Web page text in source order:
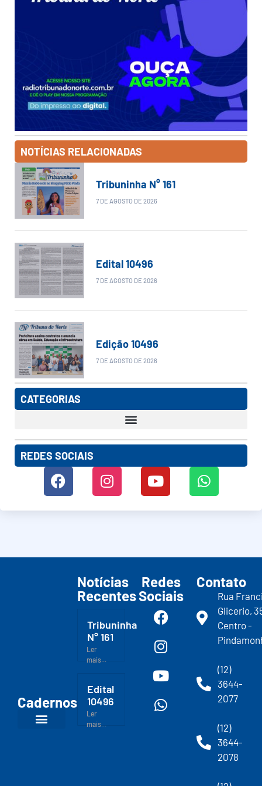
NOTÍCIAS RELACIONADAS
Tribuninha N° 161
7 DE AGOSTO DE 2026
Edital 10496
7 DE AGOSTO DE 2026
Edição 10496
7 DE AGOSTO DE 2026
CATEGORIAS
REDES SOCIAIS
Cadernos
Notícias
Recentes
Tribuninha
N° 161
Ler
mais...
Edital
10496
Ler
mais...
Redes
Sociais
Contato
Rua
Glicerio,
Centro -
(12)
3644-
2077
(12)
3644-
2078